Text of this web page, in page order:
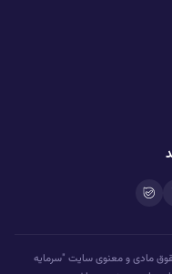
حقوق مادی و معنوی سایت "سرمایه